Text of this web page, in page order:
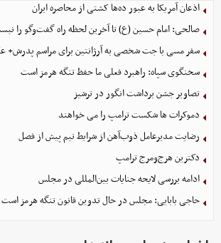
اذعان آمریکا به عبور ده‌ها کشتی از محاصره ایران
صالحی: امام حسین (ع) تا آخرین لحظه راه گفت‌وگو را
سفر مسی با جت شخصی به آرژانتین برای مراسم پدرش+
سخنگوی سپاه: راهبرد فعلی ما حفظ تنگه هرمز است
تصاویر جشن برداشت انگور در ترشیز
دموکرات ها شکست ترامپ را می خواهند
رضایت مدیرعامل ذوب‌آهن از شرایط تیم پیش از فصل
دکترین هرج‌ومرج ترامپ
ادامه بررسی لایحه جنایات بین‌المللی در مجلس
حاجی بابایی: مجلس در حال تدوین قانون تنگه هرمز است